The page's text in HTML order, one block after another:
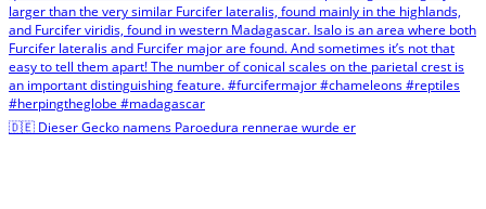
🇩🇪 Dieser Gecko namens Paroedura rennerae wurde er